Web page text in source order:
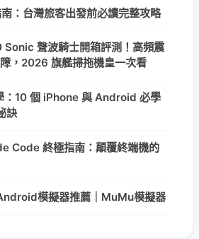
：台灣旅客出發前必讀完整攻略
聲波騎士開箱評測！高頻震
，2026 旗艦掃拖機皇一次看
：10 個 iPhone 與 Android 必學
訣
Code 終極指南：顛覆終端機的
模擬器推薦｜MuMu模擬器